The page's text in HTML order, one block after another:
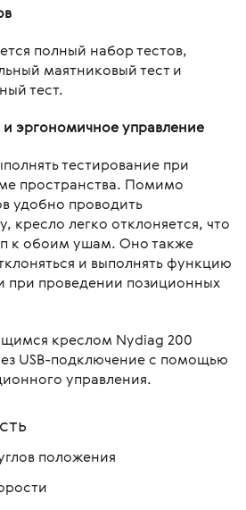
полный набор тестов,
маятниковый тест и
тест.
эргономичное управление
тестирование при
пространства. Помимо
удобно проводить
кресло легко отклоняется, что
к обоим ушам. Оно также
и выполнять функцию
при проведении позиционных
креслом Nydiag 200
USB-подключение с помощью
управления.
положения